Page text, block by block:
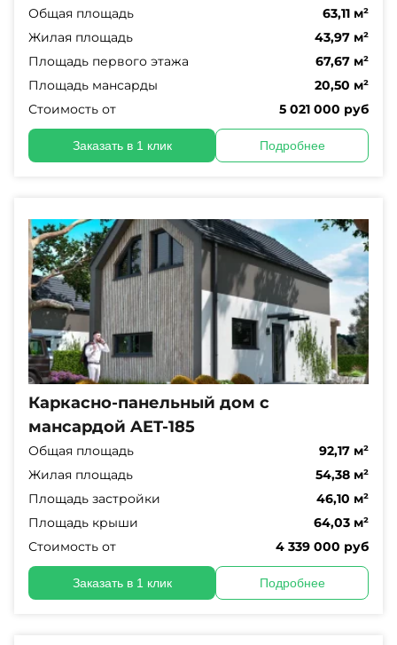
Общая площадь
63,11 м²
Жилая площадь
43,97 м²
Площадь первого этажа
67,67 м²
Площадь мансарды
20,50 м²
Стоимость от
5 021 000 руб
Заказать в 1 клик Подробнее
Каркасно-панельный дом с
мансардой AET-185
Общая площадь
92,17 м²
Жилая площадь
54,38 м²
Площадь застройки
46,10 м²
Площадь крыши
64,03 м²
Стоимость от
4 339 000 руб
Заказать в 1 клик Подробнее